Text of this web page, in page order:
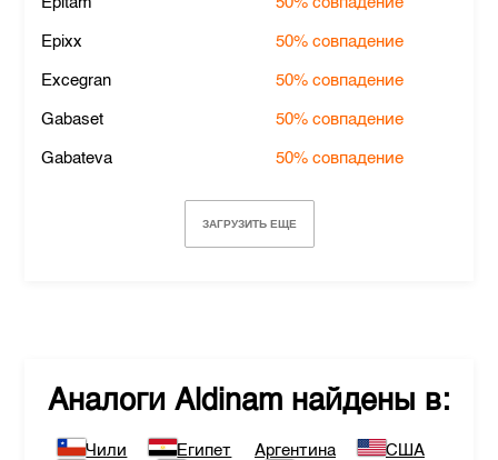
Epixx 50%совпадение
Excegran 50%совпадение
Gabaset 50%совпадение
Gabateva 50%совпадение
ЗАГРУЗИТЬ ЕЩЕ
Аналоги Aldinam найдены в:
Чили
Египет
Аргентина
США